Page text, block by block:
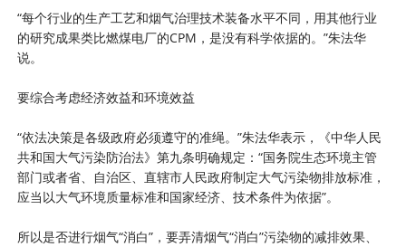
“每个行业的生产工艺和烟气治理技术装备水平不同，用其他行业
的研究成果类比燃煤电厂的CPM，是没有科学依据的。”朱法华
说。
要综合考虑经济效益和环境效益
“依法决策是各级政府必须遵守的准绳。”朱法华表示，《中华人民
共和国大气污染防治法》第九条明确规定：“国务院生态环境主管
部门或者省、自治区、直辖市人民政府制定大气污染物排放标准，
应当以大气环境质量标准和国家经济、技术条件为依据”。
所以是否进行烟气“消白”，要弄清烟气“消白”污染物的减排效果、